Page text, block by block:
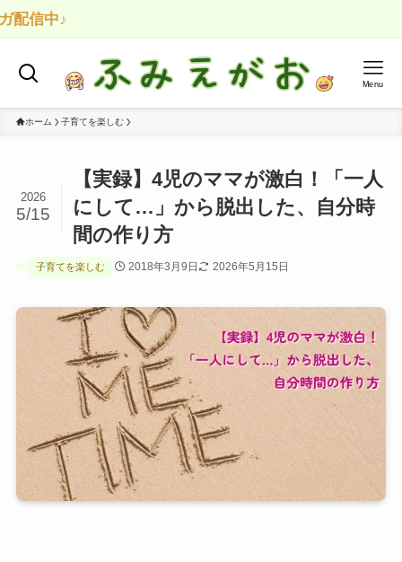
Menu
ホーム 子育てを楽しむ
【実録】4児のママが激白！「一人
にして…」から脱出した、自分時
間の作り方
2026
5/15
子育てを楽しむ 2018年3月9日 2026年5月15日